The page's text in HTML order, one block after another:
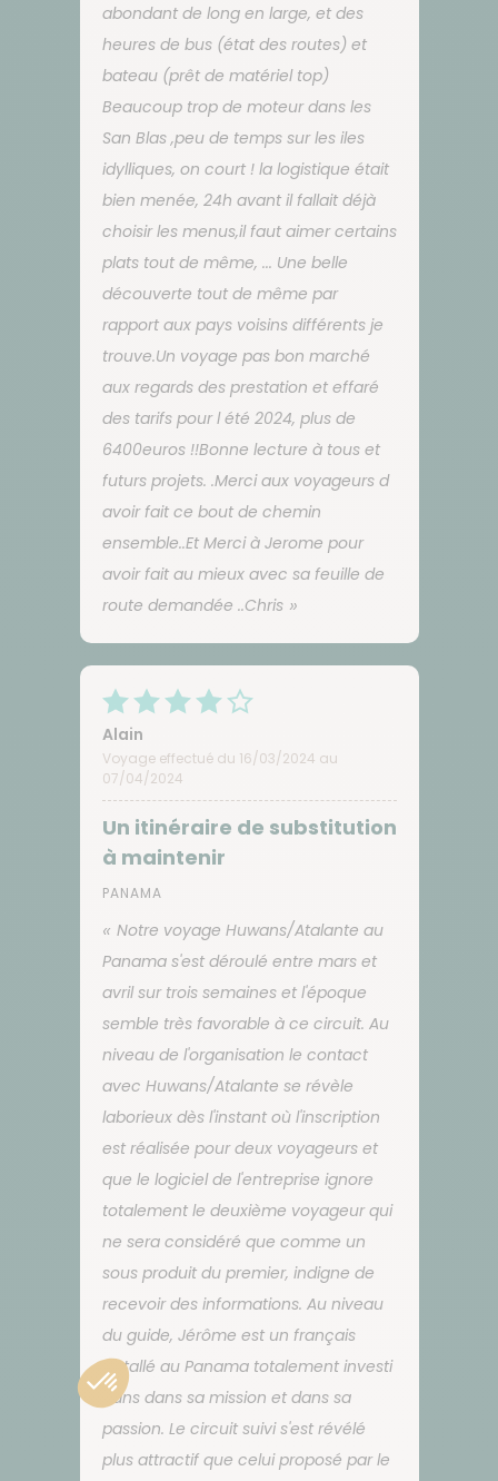
abondant de long en large, et des
heures de bus (état des routes) et
bateau (prêt de matériel top)
Beaucoup trop de moteur dans les
San Blas ,peu de temps sur les iles
idylliques, on court ! la logistique était
bien menée, 24h avant il fallait déjà
choisir les menus,il faut aimer certains
plats tout de même, ... Une belle
découverte tout de même par
rapport aux pays voisins différents je
trouve.Un voyage pas bon marché
aux regards des prestation et effaré
des tarifs pour l été 2024, plus de
6400euros !!Bonne lecture à tous et
futurs projets. .Merci aux voyageurs d
avoir fait ce bout de chemin
ensemble..Et Merci à Jerome pour
avoir fait au mieux avec sa feuille de
route demandée ..Chris
Alain
Voyage effectué du 16/03/2024 au
07/04/2024
Un itinéraire de substitution
à maintenir
PANAMA
Notre voyage Huwans/Atalante au
Panama s'est déroulé entre mars et
avril sur trois semaines et l'époque
semble très favorable à ce circuit. Au
niveau de l'organisation le contact
avec Huwans/Atalante se révèle
laborieux dès l'instant où l'inscription
est réalisée pour deux voyageurs et
que le logiciel de l'entreprise ignore
totalement le deuxième voyageur qui
ne sera considéré que comme un
sous produit du premier, indigne de
recevoir des informations. Au niveau
du guide, Jérôme est un français
installé au Panama totalement investi
dans dans sa mission et dans sa
passion. Le circuit suivi s'est révélé
plus attractif que celui proposé par le